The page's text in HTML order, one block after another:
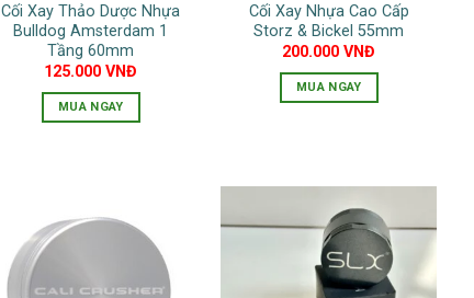
thể
được
trên
Cối Xay Thảo Dược Nhựa
Bulldog Amsterdam 1
Tầng 60mm
125.000VNĐ
MUA NGAY
Cối Xay Nhựa Cao Cấp
Storz & Bickel 55mm
200.000VNĐ
MUA NGAY